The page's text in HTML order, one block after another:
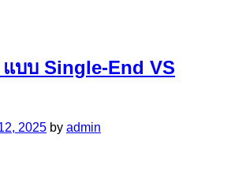
บบ Single-End VS
2025 by admin